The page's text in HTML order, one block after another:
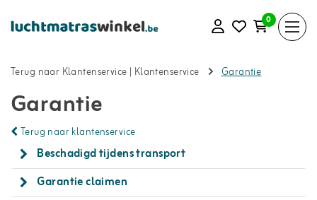
0
Terug naar Klantenservice | Klantenservice Garantie
Garantie
Terug naar klantenservice
Beschadigd tijdens transport
Garantie claimen